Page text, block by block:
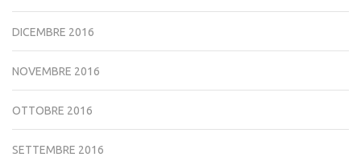
DICEMBRE 2016
NOVEMBRE 2016
OTTOBRE 2016
SETTEMBRE 2016